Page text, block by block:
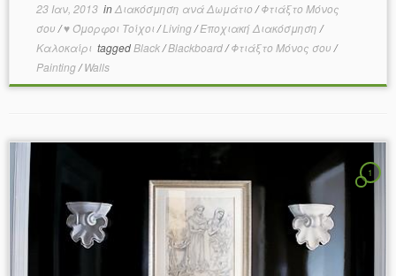
23 Ιαν, 2013inΔιακόσμηση ανά Δωμάτιο /Φτιάξτο Μόνος
σου /♥ Όμορφοι Τοίχοι /Living/Εποχιακή Διακόσμηση /
Καλοκαίρι taggedBlack/Blackboard/Φτιάξτο Μόνος σου /
Painting/Walls
1